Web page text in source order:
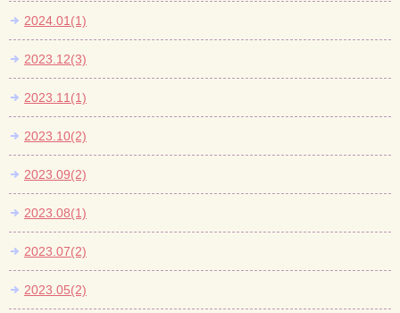
2024.01(1)
2023.12(3)
2023.11(1)
2023.10(2)
2023.09(2)
2023.08(1)
2023.07(2)
2023.05(2)